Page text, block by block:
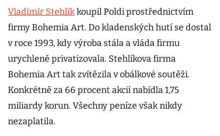
Vladimír Stehlíkkoupil Poldi prostřednictvím
firmy Bohemia Art. Do kladenských hutí se dostal
v roce 1993, kdy výroba stála a vláda firmu
urychleně privatizovala. Stehlíkova firma
Bohemia Art tak zvítězila v obálkové soutěži.
Konkrétně za 66 procent akcií nabídla 1,75
miliardy korun. Všechny peníze však nikdy
nezaplatila.